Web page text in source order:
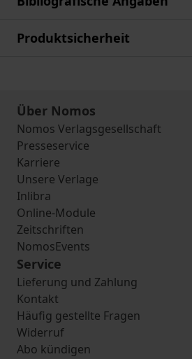
Produktsicherheit
Über Nomos
Nomos Verlagsgesellschaft
Presseservice
Karriere
Unsere Verlage
Inlibra
Online-Module
Zeitschriften
NomosEvents
Service
Lieferung und Zahlung
Kontakt
Häufig gestellte Fragen
Widerruf
Abo kündigen